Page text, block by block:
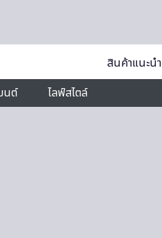
สินค้าแนะนำ
นต์ ไลฟ์สไตล์